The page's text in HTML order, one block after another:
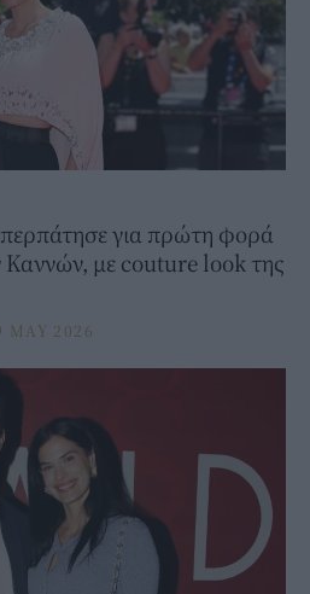
για πρώτη φορά
Καννών, με couture look της
MAY 2026